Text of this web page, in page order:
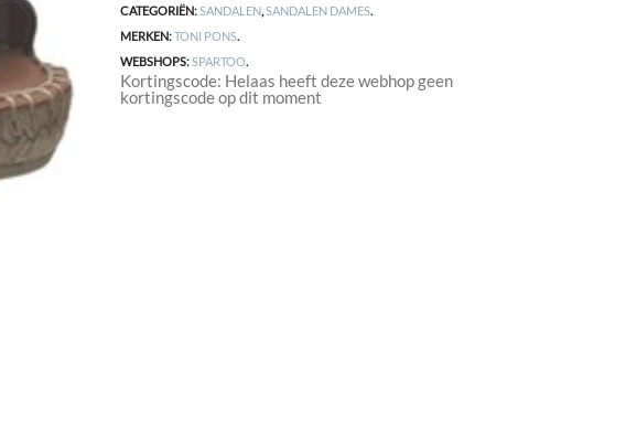
CATEGORIËN:SANDALEN,SANDALEN DAMES.
MERKEN:TONI PONS.
WEBSHOPS:SPARTOO.
Kortingscode: Helaas heeft deze webhop geen
kortingscode op dit moment